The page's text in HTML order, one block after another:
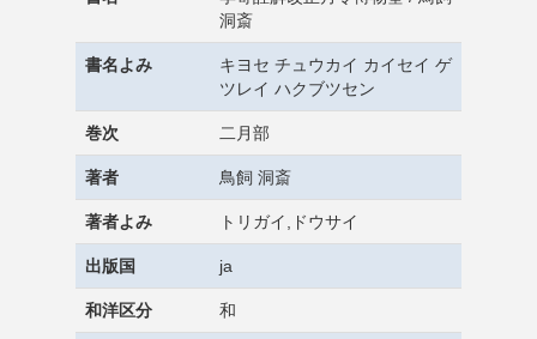
洞斎
書名よみ
キヨセ チュウカイ カイセイ ゲ
ツレイ ハクブツセン
巻次 二月部
著者 鳥飼 洞斎
著者よみ トリガイ,ドウサイ
出版国 ja
和洋区分 和